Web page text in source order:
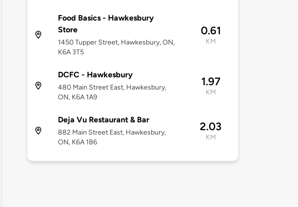
Food Basics - Hawkesbury
Store
1450 Tupper Street, Hawkesbury, ON,
K6A 3T5
0.61
KM
DCFC - Hawkesbury
480 Main Street East, Hawkesbury,
ON, K6A 1A9
1.97
KM
Deja Vu Restaurant & Bar
882 Main Street East, Hawkesbury,
ON, K6A 1B6
2.03
KM